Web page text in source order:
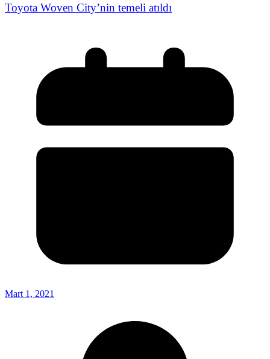
Toyota Woven City’nin temeli atıldı
Mart 1, 2021